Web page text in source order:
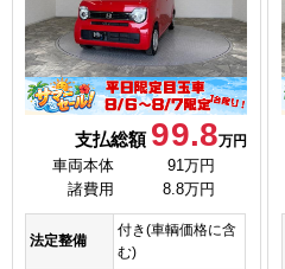
支払総額 99.8万円
車両本体
91万円
諸費用
8.8万円
法定整備
付き(車輌価格に含
む)